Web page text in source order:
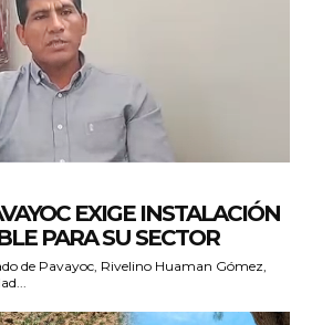
EXIGE INSTALACIÓN
PARA SU SECTOR
de Pavayoc, Rivelino Huaman Gómez,